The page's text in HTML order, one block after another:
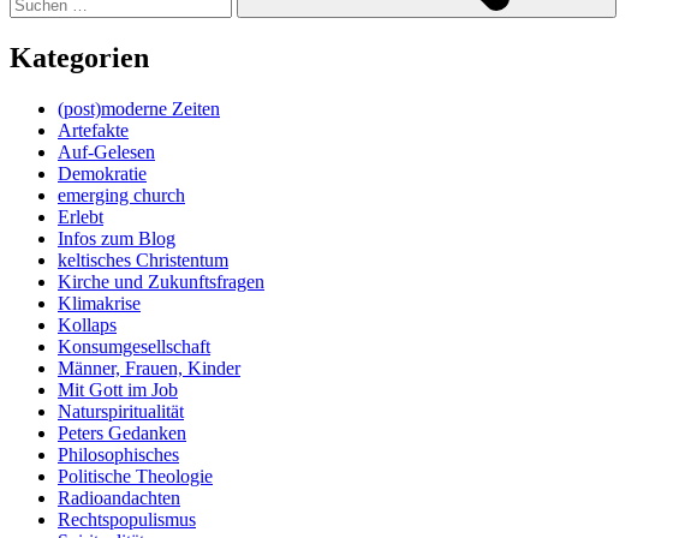
Kategorien
(post)moderne Zeiten
Artefakte
Auf-Gelesen
Demokratie
emerging church
Erlebt
Infos zum Blog
keltisches Christentum
Kirche und Zukunftsfragen
Klimakrise
Kollaps
Konsumgesellschaft
Männer, Frauen, Kinder
Mit Gott im Job
Naturspiritualität
Peters Gedanken
Philosophisches
Politische Theologie
Radioandachten
Rechtspopulismus